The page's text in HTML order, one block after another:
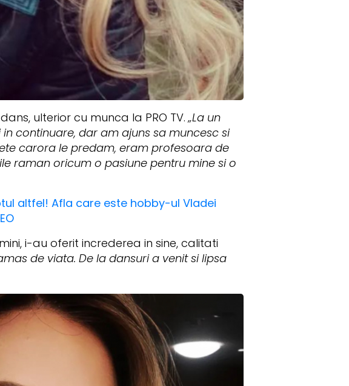
ulterior cu munca la PRO TV.„La un
continuare, dar am ajuns sa muncesc si
carora le predam, eram profesoara de
raman oricum o pasiune pentru mine si o
altfel! Afla care este hobby-ul Vladei
i-au oferit increderea in sine, calitati
de viata. De la dansuri a venit si lipsa